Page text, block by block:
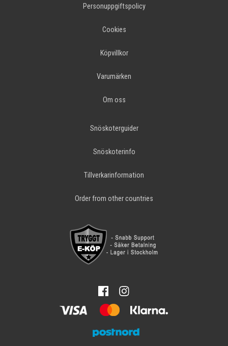
Personuppgiftspolicy
Cookies
Köpvillkor
Varumärken
Om oss
Snöskoterguider
Snöskoterinfo
Tillverkarinformation
Order from other countries